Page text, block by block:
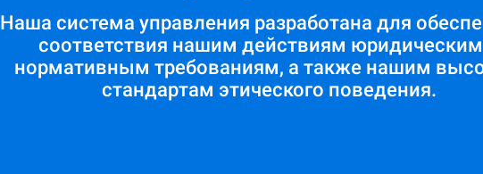
Наша система управления разработана для
соответствия нашим действиям
нормативным требованиям, а также нашим
стандартам этического поведения.